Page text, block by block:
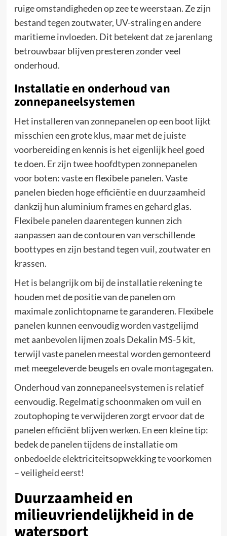
ruige omstandigheden op zee te weerstaan. Ze zijn
bestand tegen zoutwater, UV-straling en andere
maritieme invloeden. Dit betekent dat ze jarenlang
betrouwbaar blijven presteren zonder veel
onderhoud.
Installatie en onderhoud van
zonnepaneelsystemen
Het installeren van zonnepanelen op een boot lijkt
misschien een grote klus, maar met de juiste
voorbereiding en kennis is het eigenlijk heel goed
te doen. Er zijn twee hoofdtypen zonnepanelen
voor boten: vaste en flexibele panelen. Vaste
panelen bieden hoge efficiëntie en duurzaamheid
dankzij hun aluminium frames en gehard glas.
Flexibele panelen daarentegen kunnen zich
aanpassen aan de contouren van verschillende
boottypes en zijn bestand tegen vuil, zoutwater en
krassen.
Het is belangrijk om bij de installatie rekening te
houden met de positie van de panelen om
maximale zonlichtopname te garanderen. Flexibele
panelen kunnen eenvoudig worden vastgelijmd
met aanbevolen lijmen zoals Dekalin MS-5 kit,
terwijl vaste panelen meestal worden gemonteerd
met meegeleverde beugels en ovale montagegaten.
Onderhoud van zonnepaneelsystemen is relatief
eenvoudig. Regelmatig schoonmaken om vuil en
zoutophoping te verwijderen zorgt ervoor dat de
panelen efficiënt blijven werken. En een kleine tip:
bedek de panelen tijdens de installatie om
onbedoelde elektriciteitsopwekking te voorkomen
– veiligheid eerst!
Duurzaamheid en
milieuvriendelijkheid in de